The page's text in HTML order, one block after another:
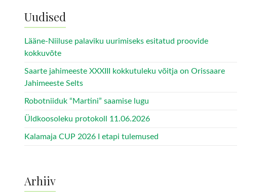
Uudised
Lääne-Niiluse palaviku uurimiseks esitatud proovide
kokkuvõte
Saarte jahimeeste XXXIII kokkutuleku võitja on Orissaare
Jahimeeste Selts
Robotniiduk “Martini” saamise lugu
Üldkoosoleku protokoll 11.06.2026
Kalamaja CUP 2026 I etapi tulemused
Arhiiv